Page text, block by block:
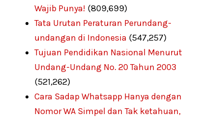
Wajib Punya! (809,699)
Tata Urutan Peraturan Perundang-
undangan di Indonesia (547,257)
Tujuan Pendidikan Nasional Menurut
Undang-Undang No. 20 Tahun 2003
(521,262)
Cara Sadap Whatsapp Hanya dengan
Nomor WA Simpel dan Tak ketahuan,